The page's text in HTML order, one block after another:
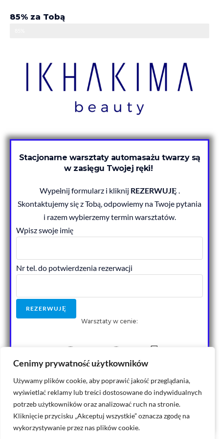
Cenimy prywatność użytkowników
Używamy plików cookie, aby poprawić jakość przeglądania,
wyświetlać reklamy lub treści dostosowane do indywidualnych
potrzeb użytkowników oraz analizować ruch na stronie.
Kliknięcie przycisku „Akceptuj wszystkie” oznacza zgodę na
wykorzystywanie przez nas plików cookie.
85% za Tobą
Stacjonarne warsztaty automasażu twarzy są
w zasięgu Twojej ręki!
Wypełnij formularz i kliknij REZERWUJĘ .
Skontaktujemy się z Tobą, odpowiemy na Twoje pytania
i razem wybierzemy termin warsztatów.
Wpisz swoje imię
Nr tel. do potwierdzenia rezerwacji
Warsztaty w cenie:
249zł
Wysyłając formularz wyrażasz zgodę na przetwarzanie danych
osobowych zgodnie z
Pozostawienie
kontaktu nie oznacza zakupu, a jedynie rezerwację miejsca na